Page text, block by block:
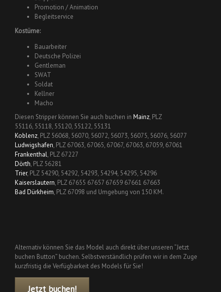
Promotion / Animation
Begleitservice
Kostüme:
Bauarbeiter
Deutsche Polizei
Gentleman
SWAT
Soldat
Kellner
Macho
Diesen Stripper können Sie auch buchen in Mainz, PLZ
55116, 55118, 55120, 55122, 55131
Koblenz, PLZ 56068, 56070, 56072, 56073, 56075, 56076, 56077
Ludwigshafen, PLZ 67063, 67065, 67067, 67063, 67059, 67061
Frankenthal, PLZ 67227
Dörth, PLZ 56281
Trier, PLZ 54290, 54292, 54293, 54294, 54295, 54296
Kaiserslautern, PLZ 67655 67657 67659 67661 67663
Bad Dürkheim, PLZ 67098 und Umgebung von 150 KM.
Alternativ können Sie das Model auch direkt über unseren “Jetzt
buchen Button” buchen. Selbstverständlich prüfen wir in dem Zuge
kurzfristig die Verfügbarkeit des Models für Sie!
Jetzt buchen!